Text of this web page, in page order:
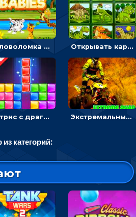
Головоломка Звери-малыши: открывай карточки по очереди, чтобы найти одинаковые Открывать картинки с динозаврами и складывать в пары по памяти - головоломка
Тетрис с драгоценными камнями: расставляй блоки, чтобы получить линию - головоломка Экстремальные пазлы с квадроциклами: собирать крутые тачки
категорий: